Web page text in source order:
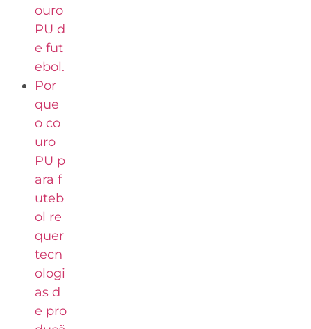
ouro
PU d
e fut
ebol.
Por
que
o co
uro
PU p
ara f
uteb
ol re
quer
tecn
ologi
as d
e pro